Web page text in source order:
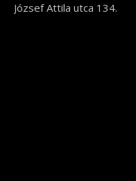
József Attila utca 134.